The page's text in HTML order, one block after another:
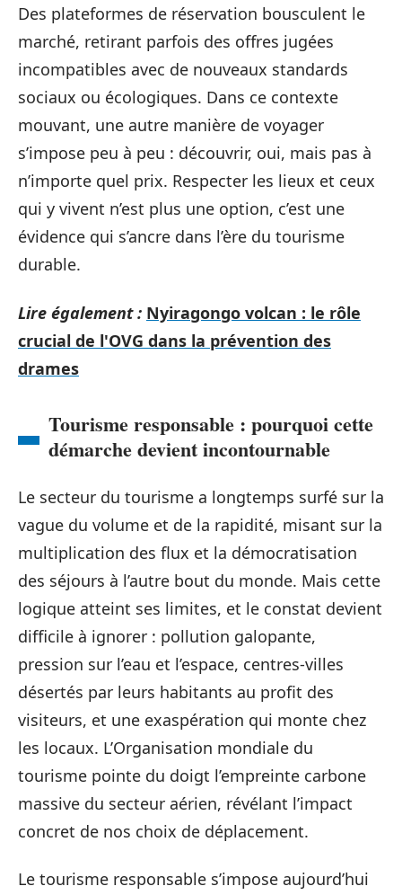
Des plateformes de réservation bousculent le
marché, retirant parfois des offres jugées
incompatibles avec de nouveaux standards
sociaux ou écologiques. Dans ce contexte
mouvant, une autre manière de voyager
s’impose peu à peu : découvrir, oui, mais pas à
n’importe quel prix. Respecter les lieux et ceux
qui y vivent n’est plus une option, c’est une
évidence qui s’ancre dans l’ère du tourisme
durable.
Lire également : Nyiragongo volcan : le rôle
crucial de l'OVG dans la prévention des
drames
Tourisme responsable : pourquoi cette
démarche devient incontournable
Le secteur du tourisme a longtemps surfé sur la
vague du volume et de la rapidité, misant sur la
multiplication des flux et la démocratisation
des séjours à l’autre bout du monde. Mais cette
logique atteint ses limites, et le constat devient
difficile à ignorer : pollution galopante,
pression sur l’eau et l’espace, centres-villes
désertés par leurs habitants au profit des
visiteurs, et une exaspération qui monte chez
les locaux. L’Organisation mondiale du
tourisme pointe du doigt l’empreinte carbone
massive du secteur aérien, révélant l’impact
concret de nos choix de déplacement.
Le tourisme responsable s’impose aujourd’hui